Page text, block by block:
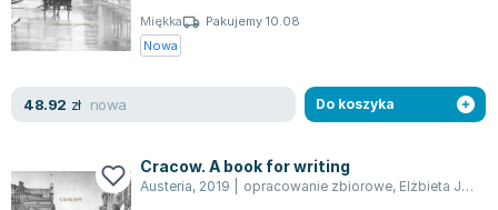
Piotr Kościelny
Jan Piński
Agata Passent
Maciej Orłoś
Jo Nesbo
Miękka
Pakujemy 10.08
Nowa
48.92 zł nowa Do koszyka
Cracow. A book for writing
Austeria, 2019 opracowanie zbiorowe, Elżbieta Jogałła